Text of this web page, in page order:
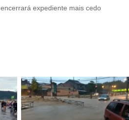
expediente mais cedo